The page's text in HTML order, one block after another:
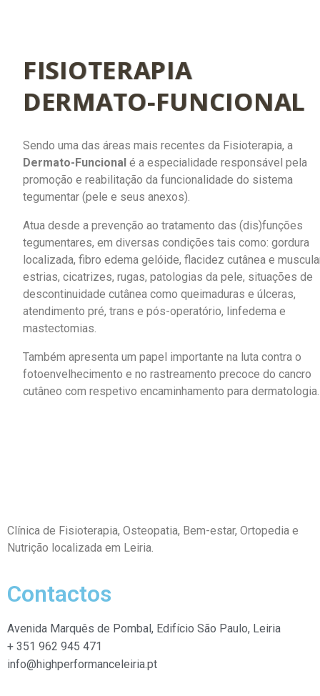
FISIOTERAPIA
DERMATO-FUNCIONAL
Sendo uma das áreas mais recentes da Fisioterapia, a
Dermato-Funcional é a especialidade responsável pela
promoção e reabilitação da funcionalidade do sistema
tegumentar (pele e seus anexos).
Atua desde a prevenção ao tratamento das (dis)funções
tegumentares, em diversas condições tais como: gordura
localizada, fibro edema gelóide, flacidez cutânea e
estrias, cicatrizes, rugas, patologias da pele, situações de
descontinuidade cutânea como queimaduras e úlceras,
atendimento pré, trans e pós-operatório, linfedema e
mastectomias.
Também apresenta um papel importante na luta contra o
fotoenvelhecimento e no rastreamento precoce do cancro
cutâneo com respetivo encaminhamento para dermatologia.
Clínica de Fisioterapia, Osteopatia, Bem-estar, Ortopedia e
Nutrição localizada em Leiria.
Contactos
Avenida Marquês de Pombal, Edifício São Paulo, Leiria
+ 351 962 945 471
info@highperformanceleiria.pt